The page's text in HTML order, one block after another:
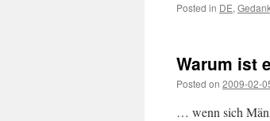
Posted in DE,
Warum ist
Posted on 2009-02-
… wenn sich